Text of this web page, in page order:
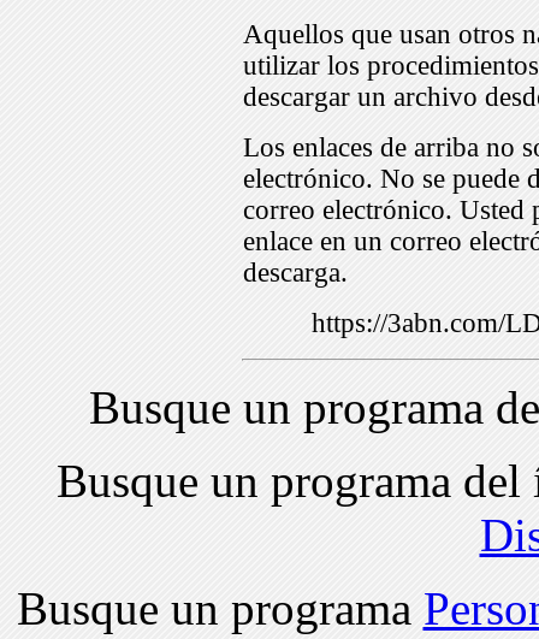
Aquellos que usan otros
utilizar los
descargar un archivo
Los enlaces de arriba no
electrónico. No se puede
correo electrónico. Usted
enlace en un correo
descarga.
https://3abn.com/
Busque un programa
Busque un programa
Busque un programa